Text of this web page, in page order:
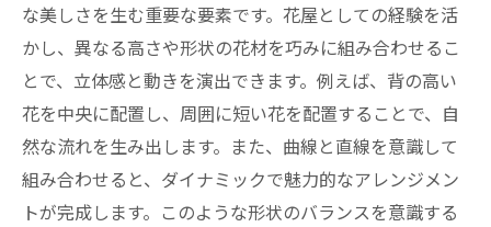
な美しさを生む重要な要素です。花屋としての経験を活
かし、異なる高さや形状の花材を巧みに組み合わせるこ
とで、立体感と動きを演出できます。例えば、背の高い
花を中央に配置し、周囲に短い花を配置することで、自
然な流れを生み出します。また、曲線と直線を意識して
組み合わせると、ダイナミックで魅力的なアレンジメン
トが完成します。このような形状のバランスを意識する